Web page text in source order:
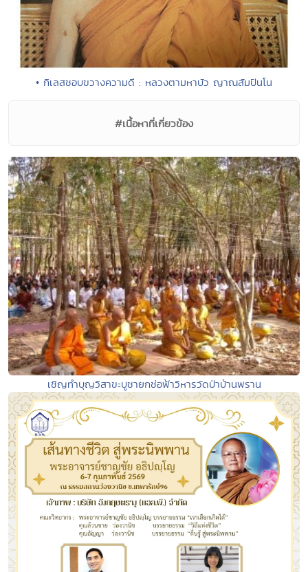
• กิเลสชอบขวางความดี : หลวงตามหาบัว ญาณสัมปันโน
#เนื้อหาที่เกี่ยวข้อง
เชิญทำบุญวิสาขะบูชายกช่อฟ้าวิหารวัดป่าบ้านพราน